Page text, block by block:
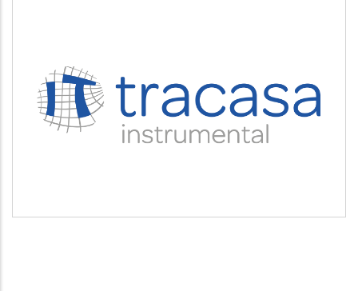
TRACASA INSTRUMENTAL
Servicios tecnológicos y modernización